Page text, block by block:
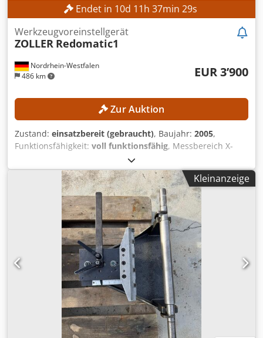
Endet in 10d 11h 37min 27s
Nordrhein-Westfalen
486 km
Werkzeugvoreinstellgerät
ZOLLER Redomatic1
EUR 3’900
Zur Auktion
Zustand: einsatzbereit (gebraucht), Baujahr: 2005,
Funktionsfähigkeit: voll funktionsfähig, Messbereich X-
, Messbereich Y-Achse:
Messbereich Z-Achse:600 mm, Gesamtgewicht:700 kg,
Kombiniertes Einstell-, Schrumpf- und Messgerät Hinweis:
Am 30.05.2022 wurde die Maschine von einem Techniker
der Firma ZOLLER überprüft. Das Schrumpfen ist derzeit
nicht möglich. Die Induktionsspule und das Ansteuergerät
müssten erneuert werden. TECHNISCHE DETAILS
Messbereiche Messbereich X-Achse: 300 mm Messbereich
Y-Achse: 250 mm Messbereich Z-Achse: 600 mm
Prozesszeiten Kühlzeit: max. 40 s Djdszqcvajpfx Ak Ujck
Einstell-, Schrumpf- und Kontrollmesszeit einschließlich
Kühlung: max. 2 min MASCHINEN-DETAILS Steuerung
Steuerungsart: CNC Software: Saturn 1 Messsystem:
ZOLLER Multivision II Abmessungen & Gewicht
Maschinenabmessungen (L x B x H): 2.600 mm × 1.400 mm
Kleinanzeige